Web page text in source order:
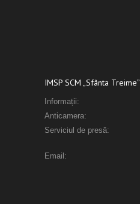
IMSP SCM „Sfânta Treime”
Informații:
Anticamera:
Serviciul de presă:
Email: